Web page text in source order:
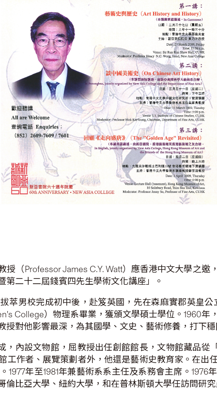
（Professor James C.Y. Watt）應香港中文大學之
二十二屆錢賓四先生學術文化講座」。
萃男校完成初中後，赴笈英國，先在森麻實郡英皇公
College）物理系畢業，獲頒文學碩士學位。1960
授對他影響最深，為其國學、文史、藝術修養，打下
，內設文物館，屈教授出任創館館長，文物館藏品從
工作者、展覽策劃者外，他還是藝術史教育家。在出
年至1981年兼藝術系系主任及系務會主席。
倫比亞大學、紐約大學，和在普林斯頓大學任訪問研